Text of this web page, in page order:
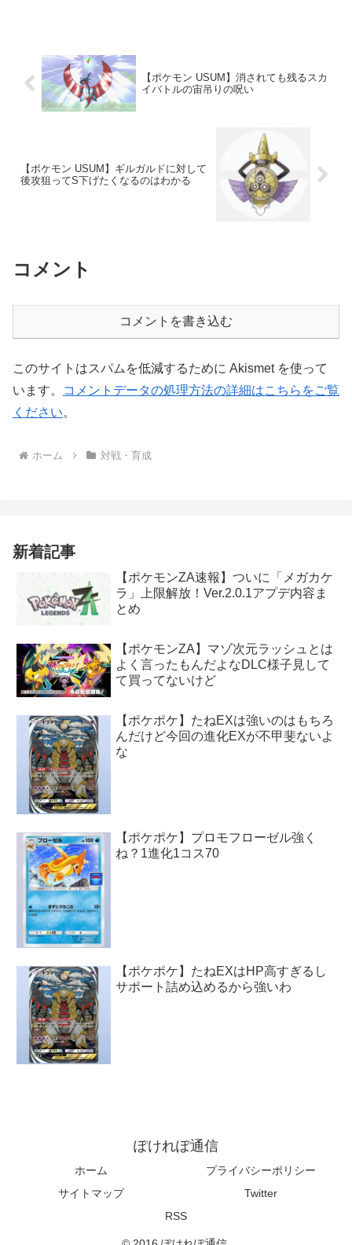
【ポケモン USUM】消されても残るスカ
イバトルの宙吊りの呪い
【ポケモン USUM】ギルガルドに対して
後攻狙ってS下げたくなるのはわかる
コメント
コメントを書き込む
このサイトはスパムを低減するために Akismet を使って
います。
コメントデータの処理方法の詳細はこちらをご覧
ください。
ホーム 対戦・育成
新着記事
【ポケモンZA速報】ついに「メガカケ
ラ」上限解放！Ver.2.0.1アプデ内容ま
とめ
【ポケモンZA】マゾ次元ラッシュとは
よく言ったもんだよなDLC様子見して
て買ってないけど
【ポケポケ】たねEXは強いのはもちろ
んだけど今回の進化EXが不甲斐ないよ
な
【ポケポケ】プロモフローゼル強く
ね？1進化1コス70
【ポケポケ】たねEXはHP高すぎるし
サポート詰め込めるから強いわ
ぽけれぽ通信
ホーム
プライバシーポリシー
サイトマップ
Twitter
RSS